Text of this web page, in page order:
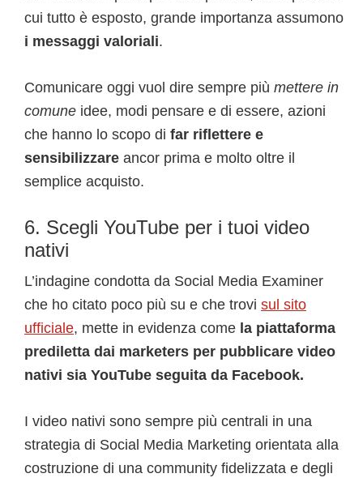
cui tutto è esposto, grande importanza assumono
i messaggi valoriali.
Comunicare oggi vuol dire sempre più mettere in
comune idee, modi pensare e di essere, azioni
che hanno lo scopo di far riflettere e
sensibilizzare ancor prima e molto oltre il
semplice acquisto.
6. Scegli YouTube per i tuoi video
nativi
L’indagine condotta da Social Media Examiner
che ho citato poco più su e che trovi sul sito
ufficiale, mette in evidenza come la piattaforma
prediletta dai marketers per pubblicare video
nativi sia YouTube seguita da Facebook.
I video nativi sono sempre più centrali in una
strategia di Social Media Marketing orientata alla
costruzione di una community fidelizzata e degli